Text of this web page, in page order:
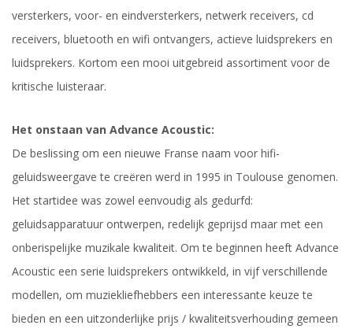
versterkers, voor- en eindversterkers, netwerk receivers, cd
receivers, bluetooth en wifi ontvangers, actieve luidsprekers en
luidsprekers. Kortom een mooi uitgebreid assortiment voor de
kritische luisteraar.
Het onstaan van Advance Acoustic:
De beslissing om een nieuwe Franse naam voor hifi-
geluidsweergave te creëren werd in 1995 in Toulouse genomen.
Het startidee was zowel eenvoudig als gedurfd:
geluidsapparatuur ontwerpen, redelijk geprijsd maar met een
onberispelijke muzikale kwaliteit. Om te beginnen heeft Advance
Acoustic een serie luidsprekers ontwikkeld, in vijf verschillende
modellen, om muziekliefhebbers een interessante keuze te
bieden en een uitzonderlijke prijs / kwaliteitsverhouding gemeen